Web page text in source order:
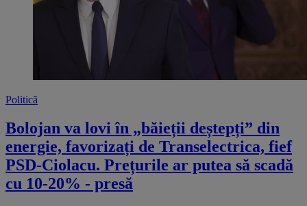
Politică
Bolojan va lovi în „băieții deștepți” din
energie, favorizați de Transelectrica, fief
PSD-Ciolacu. Prețurile ar putea să scadă
cu 10-20% - presă